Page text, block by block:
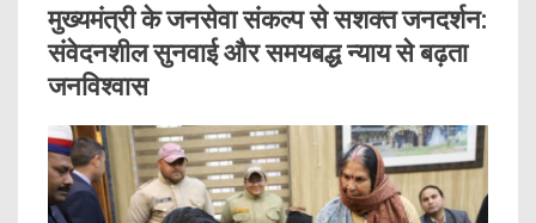
मुख्यमंत्री के जनसेवा संकल्प से सशक्त जनदर्शन:
संवेदनशील सुनवाई और समयबद्ध न्याय से बढ़ता
जनविश्वास